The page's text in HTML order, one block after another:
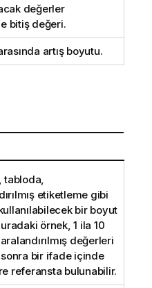
değerler
bitiş değeri.
artış boyutu.
tabloda,
etiketleme gibi
bir boyut
örnek, 1 ila 10
değerleri
bir ifade içinde
referansta bulunabilir.